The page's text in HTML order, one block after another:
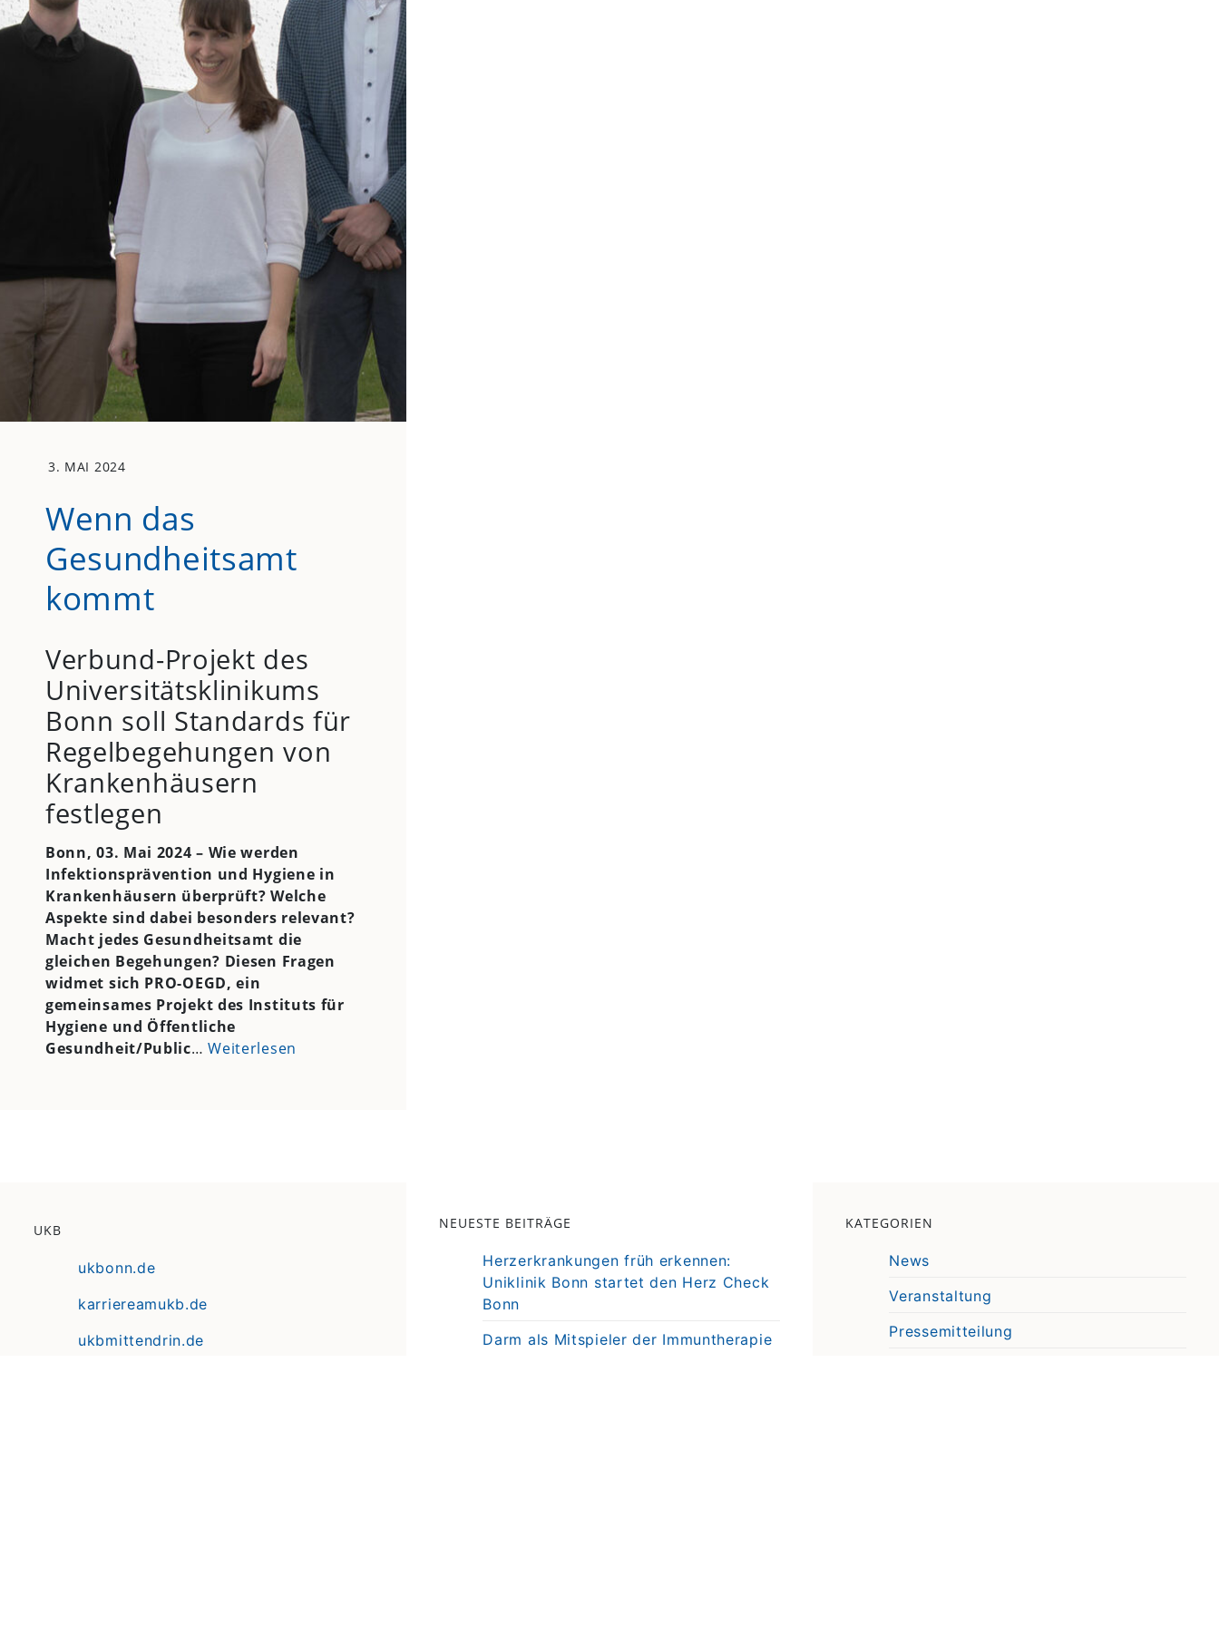
3. MAI 2024
Wenn das
Gesundheitsamt
kommt
Verbund-Projekt des
Universitätsklinikums
Bonn soll Standards für
Regelbegehungen von
Krankenhäusern
festlegen
Bonn, 03. Mai 2024 – Wie werden
Infektionsprävention und Hygiene in
Krankenhäusern überprüft? Welche
Aspekte sind dabei besonders relevant?
Macht jedes Gesundheitsamt die
gleichen Begehungen? Diesen Fragen
widmet sich PRO-OEGD, ein
gemeinsames Projekt des Instituts für
Hygiene und Öffentliche
Gesundheit/Public…Weiterlesen
UKB
ukbonn.de
karriereamukb.de
ukbmittendrin.de
NEUESTE BEITRÄGE
Herzerkrankungen früh erkennen:
Uniklinik Bonn startet den Herz Check
Bonn
Darm als Mitspieler der Immuntherapie
KATEGORIEN
News
Veranstaltung
Pressemitteilung